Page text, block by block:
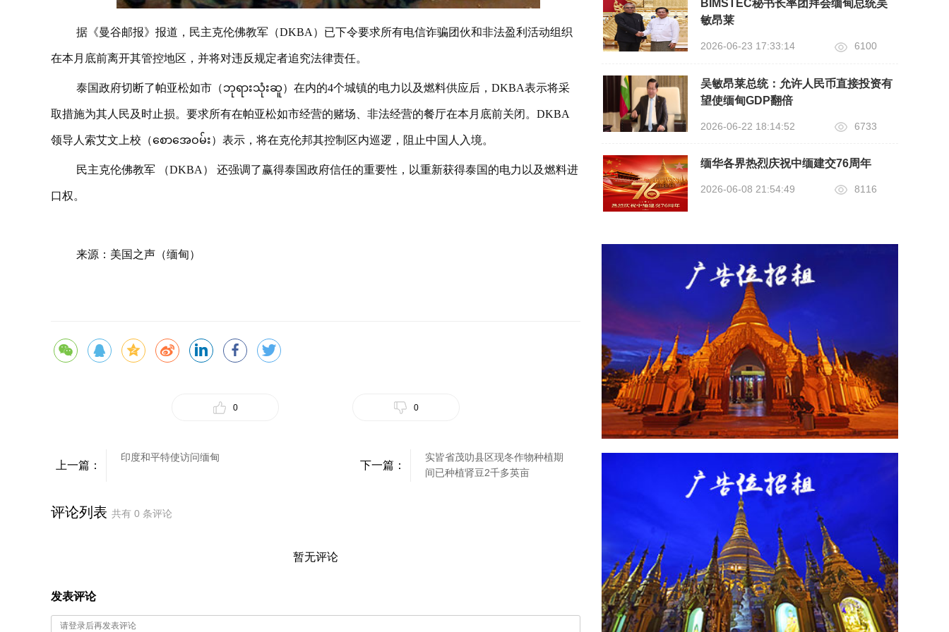
据《曼谷邮报》报道，民主克伦佛教军（DKBA）已下令要求所有电信诈骗团伙和非法盈利活动组织
在本月底前离开其管控地区，并将对违反规定者追究法律责任。
泰国政府切断了帕亚松如市（ဘုရားသုံးဆူ）在内的4个城镇的电力以及燃料供应后，DKBA表示将采
取措施为其人民及时止损。要求所有在帕亚松如市经营的赌场、非法经营的餐厅在本月底前关闭。DKBA
领导人索艾文上校（စောအေဝမ်း）表示，将在克伦邦其控制区内巡逻，阻止中国人入境。
民主克伦佛教军 （DKBA） 还强调了赢得泰国政府信任的重要性，以重新获得泰国的电力以及燃料进
口权。
来源：美国之声（缅甸）
0 0
上一篇：
印度和平特使访问缅甸
下一篇：
实皆省茂叻县区现冬作物种植期
间已种植肾豆2千多英亩
评论列表 共有 0 条评论
暂无评论
发表评论
BIMSTEC秘书长率团拜会缅甸总统吴
敏昂莱
2026-06-23 17:33:14 6100
吴敏昂莱总统：允许人民币直接投资有
望使缅甸GDP翻倍
2026-06-22 18:14:52 6733
缅华各界热烈庆祝中缅建交76周年
2026-06-08 21:54:49 8116